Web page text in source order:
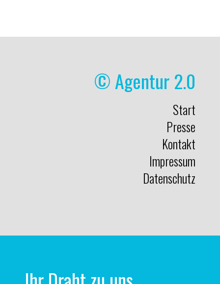
© Agentur 2.0
Start
Presse
Kontakt
Impressum
Datenschutz